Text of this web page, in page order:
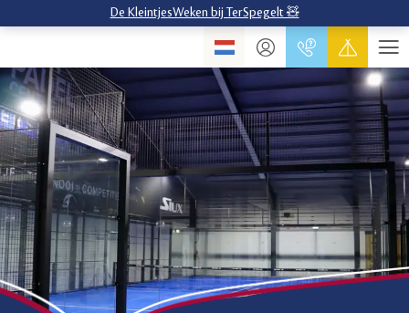
De KleintjesWeken bij TerSpegelt 🧸